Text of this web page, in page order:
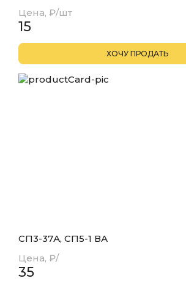
Цена, ₽/шт
15
СП3-37А, СП5-1 ВА
Цена, ₽/
35